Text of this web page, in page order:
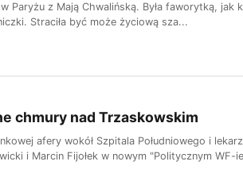
Paryżu z Mają Chwalińską. Była faworytką, jak
Straciła być może życiową sza...
chmury nad Trzaskowskim
afery wokół Szpitala Południowego i
i Marcin Fijołek w nowym "Politycznym WF-